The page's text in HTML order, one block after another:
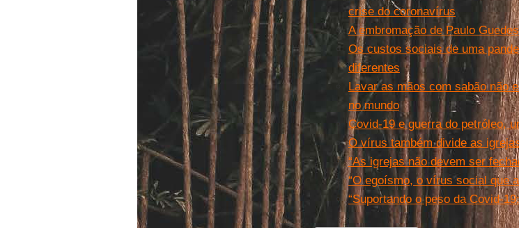
crise do coronavírus
A embromação de Paulo
Os custos sociais de uma
diferentes
Lavar as mãos com sabão não
no mundo
Covid-19 e guerra do petróleo,
O vírus também divide as
“As igrejas não devem ser
“O egoísmo, o vírus social que
“Suportando o peso da Covid-